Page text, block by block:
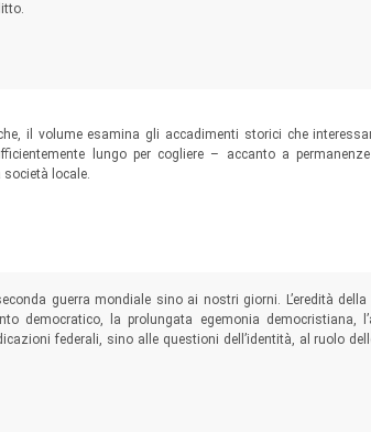
il volume esamina gli accadimenti storici che
lungo per cogliere – accanto a
locale.
guerra mondiale sino ai nostri giorni. L’eredità della
democratico, la prolungata egemonia democristiana,
federali, sino alle questioni dell’identità, al ruolo